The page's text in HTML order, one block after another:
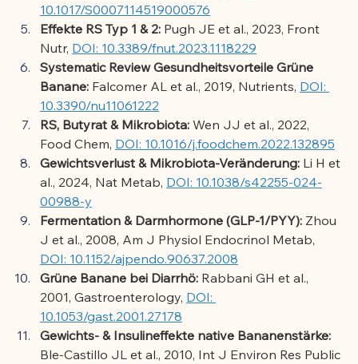
10.1017/S0007114519000576
Effekte RS Typ 1 & 2: Pugh JE et al., 2023, Front
Nutr, DOI: 10.3389/fnut.2023.1118229
Systematic Review Gesundheitsvorteile Grüne
Banane: Falcomer AL et al., 2019, Nutrients, DOI:
10.3390/nu11061222
RS, Butyrat & Mikrobiota: Wen JJ et al., 2022,
Food Chem, DOI: 10.1016/j.foodchem.2022.132895
Gewichtsverlust & Mikrobiota-Veränderung: Li H et
al., 2024, Nat Metab, DOI: 10.1038/s42255-024-
00988-y
Fermentation & Darmhormone (GLP-1/PYY): Zhou
J et al., 2008, Am J Physiol Endocrinol Metab,
DOI: 10.1152/ajpendo.90637.2008
Grüne Banane bei Diarrhö: Rabbani GH et al.,
2001, Gastroenterology, DOI:
10.1053/gast.2001.27178
Gewichts- & Insulineffekte native Bananenstärke:
Ble-Castillo JL et al., 2010, Int J Environ Res Public